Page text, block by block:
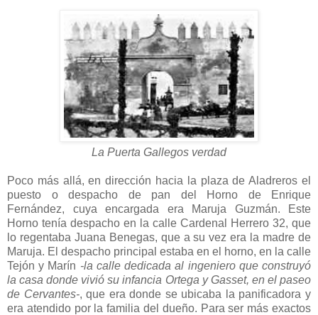
La Puerta Gallegos verdad
Poco más allá, en dirección hacia la plaza de Aladreros el
puesto o despacho de pan del Horno de Enrique
Fernández, cuya encargada era Maruja Guzmán. Este
Horno tenía despacho en la calle Cardenal Herrero 32, que
lo regentaba Juana Benegas, que a su vez era la madre de
Maruja. El despacho principal estaba en el horno, en la calle
Tejón y Marín -la calle dedicada al ingeniero que construyó
la casa donde vivió su infancia Ortega y Gasset, en el paseo
de Cervantes-, que era donde se ubicaba la panificadora y
era atendido por la familia del dueño. Para ser más exactos